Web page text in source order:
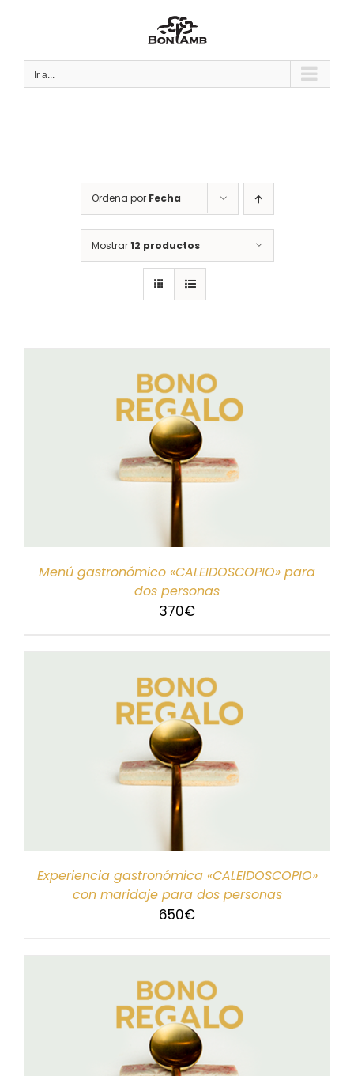
Ir a...
Ordena por Fecha
Mostrar12 productos
Menú gastronómico «CALEIDOSCOPIO» para
dos personas
370€
Experiencia gastronómica «CALEIDOSCOPIO»
con maridaje para dos personas
650€